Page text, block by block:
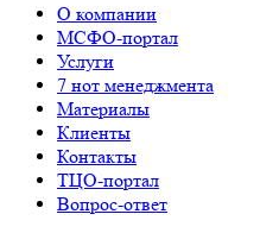
О компании
МСФО-портал
Услуги
7 нот менеджмента
Материалы
Клиенты
Контакты
ТЦО-портал
Вопрос-ответ